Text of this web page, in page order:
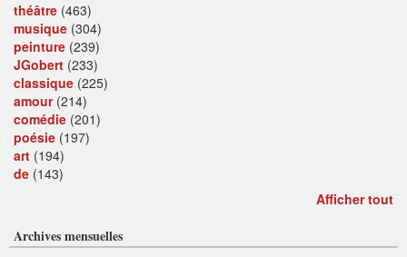
théâtre (463)
musique (304)
peinture (239)
JGobert (233)
classique (225)
amour(214)
comédie (201)
poésie (197)
art (194)
de (143)
Afficher tout
Archives mensuelles